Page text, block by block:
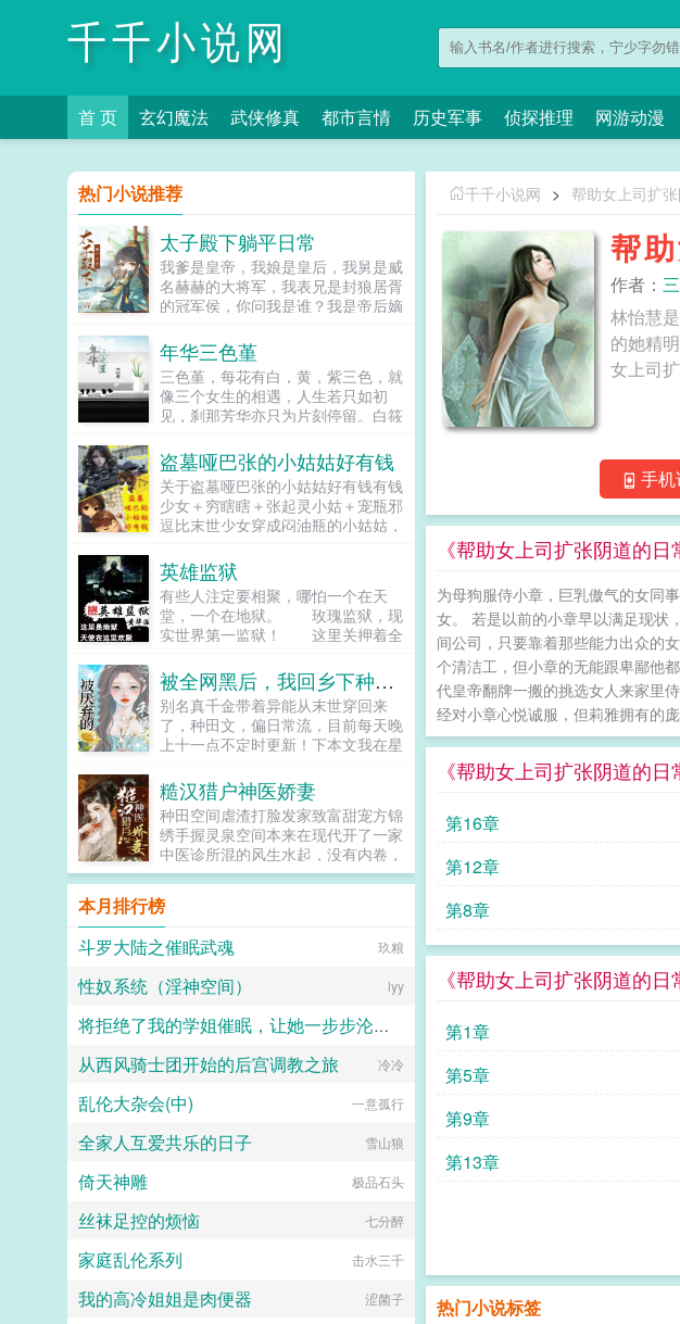
千千小说网
首 页 玄幻魔法 武侠修真 都市言情 历史军事 侦探推理 网游动漫
千千小说网 > 帮助女上司扩
帮
作者：
林怡慧
的她精
女上司
手机
《帮助女上司扩张阴道的
为母狗服侍小章，巨乳傲气的女同
女。 若是以前的小章早以满足现状
间公司，只要靠着那些能力出众的
个清洁工，但小章的无能跟卑鄙他
代皇帝翻牌一搬的挑选女人来家里
经对小章心悦诚服，但莉雅拥有的
《帮助女上司扩张阴道的
第16章
第12章
第8章
《帮助女上司扩张阴道的
第1章
第5章
第9章
第13章
热门小说标签
热门小说推荐
太子殿下躺平日常
我爹是皇帝，我娘是皇后，我舅是威
名赫赫的大将军，我表兄是封狼居胥
的冠军侯，你问我是谁？我是帝后嫡
啊。我掐指一算好像没当皇帝。我掐
指再算多做多错，尸骨全无。不做不
错，...
年华三色堇
三色堇，每花有白，黄，紫三色，就
像三个女生的相遇，人生若只如初
见，刹那芳华亦只为片刻停留。白筱
的生活造成了持久的影响，乔宇的相
伴，在她内心激起了怎样的涟漪？黄
安奕，活泼，开朗。但妈妈长期的错
误教育方式，歇斯底里的争吵，她选
择了什么样的未来？紫迟央，博学，
敏感脆弱的心，她的未来，何去何
从？年华三色堇，当她们相遇，人生
的轨迹不再顺从那青春的过往，不为
盛宴，只为祭奠...
盗墓哑巴张的小姑姑好有钱
关于盗墓哑巴张的小姑姑好有钱有钱
少女＋穷瞎瞎＋张起灵小姑＋宠瓶邪
逗比末世少女穿成闷油瓶的小姑姑，
了心。娘死爹守门，个人顾个人，只
剩她一个六岁的小姑娘跟她经常失忆
的哑巴大侄子相依为命！呜呜，好惨
一女的！女主武力强有钱有系统宠瓶
邪男主黑瞎子，逗比二人组！...
英雄监狱
有些人注定要相聚，哪怕一个在天
堂，一个在地狱。 玫瑰监狱，现
实世界第一监狱！ 这里关押着全
超级黑客甚至是核武器专...
被全网黑后，我回乡下种田了
别名真千金带着异能从末世穿回来
了，种田文，偏日常流，目前每天晚
上十一点不定时更新！下本文我在星
了，穿到了丧尸遍地的末世。幸运的
是，在末世挣扎生活十年后，她又
穿...
糙汉猎户神医娇妻
种田空间虐渣打脸发家致富甜宠方锦
绣手握灵泉空间本来在现代开了一家
中医诊所混的风生水起，没有内卷，
没有996，吃喝不愁小钱钱赚的飞
起。结果睡一觉穿到异世一个穷苦山
村的女孩身上，还要命的赶上了大
旱，一睁眼就被卖掉了。幸好买她的
这家人跟想象中不太一样，她没有被
着，在这个缺衣少食又干旱的时代，
问题，她采药泡灵泉，分分钟给她治
一块去打猎还有锦鲤体质，所到之处
养不良？小问题，灵泉滴一滴，什么
亲戚眼红他们日子越过越火红来找
夫君，揍爆他们。什么？你问夫君是
走过来，媳妇，你要我的命都行，只
本月排行榜
斗罗大陆之催眠武魂
玖粮
性奴系统（淫神空间） lyy
将拒绝了我的学姐催眠，让她一步步沦陷为我的母狗（把背叛自己的学姐变成对自己忠心耿耿的母狗）
jiuliang
从西风骑士团开始的后宫调教之旅 冷冷
乱伦大杂会(中) 一意孤行
全家人互爱共乐的日子 雪山狼
倚天神雕 极品石头
丝袜足控的烦恼 七分醉
家庭乱伦系列 击水三千
我的高冷姐姐是肉便器 涩菌子